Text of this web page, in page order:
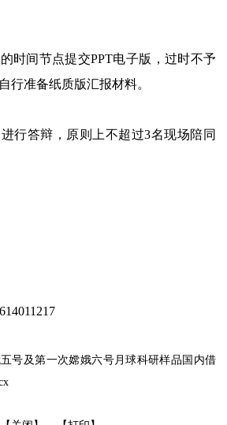
时间节点提交PPT电子版，过时不予
行准备纸质版汇报材料。
行答辩，原则上不超过3名现场陪同
号及第一次嫦娥六号月球科研样品国内借